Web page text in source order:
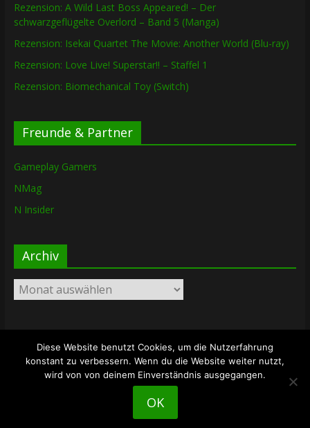
Rezension: A Wild Last Boss Appeared! – Der
schwarzgeflügelte Overlord – Band 5 (Manga)
Rezension: Isekai Quartet The Movie: Another World (Blu-ray)
Rezension: Love Live! Superstar!! – Staffel 1
Rezension: Biomechanical Toy (Switch)
Freunde & Partner
Gameplay Gamers
NMag
N Insider
Archiv
Archiv
Copyright © 2026The Lost Dungeon. Alle Rechte vorbehalten.
Theme: ColorMag vonThemeGrill. Bereitgestellt von
WordPress
Diese Website benutzt Cookies, um die Nutzerfahrung
konstant zu verbessern. Wenn du die Website weiter nutzt,
wird von von deinem Einverständnis ausgegangen.
OK